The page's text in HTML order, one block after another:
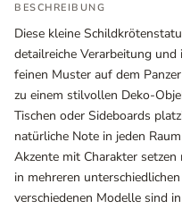
BESCHREIBUNG
Diese kleine
detailreiche Verarbeitung
feinen Muster auf dem
zu einem stilvollen Deko-
Tischen oder Sideboards
natürliche Note in jeden
Akzente mit Charakter
in mehreren
verschiedenen Modelle sind